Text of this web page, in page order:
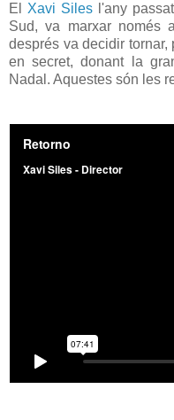
El Xavi Silesl'any passat
Sud, va marxar només
després va decidir
en secret, donant la
Nadal. Aquestes són les